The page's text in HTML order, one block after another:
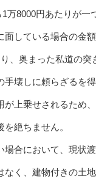
8000円あたりが
している場合の金
、奥まった私道の
壊しに頼らざるを
上乗せされるため
絶ちません。
合において、現状
く、建物付きの土